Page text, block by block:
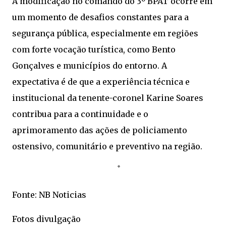
um momento de desafios constantes para a
segurança pública, especialmente em regiões
com forte vocação turística, como Bento
Gonçalves e municípios do entorno. A
expectativa é de que a experiência técnica e
institucional da tenente-coronel Karine Soares
contribua para a continuidade e o
aprimoramento das ações de policiamento
ostensivo, comunitário e preventivo na região.
Fonte: NB Noticias
Fotos divulgação